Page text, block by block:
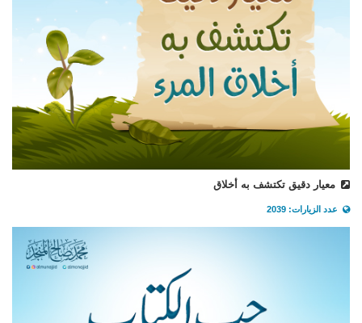
معيار دقيق تكتشف به أخلاق
عدد الزيارات: 2039